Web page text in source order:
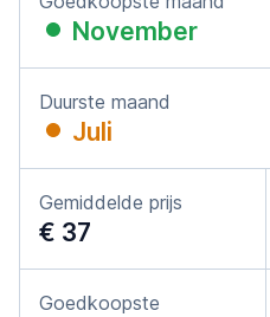
November
Duurste maand
Juli
Gemiddelde prijs
€ 37
Goedkoopste